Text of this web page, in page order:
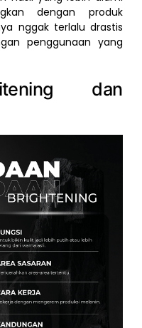
dengan produk
nggak terlalu drastis
penggunaan yang
dan